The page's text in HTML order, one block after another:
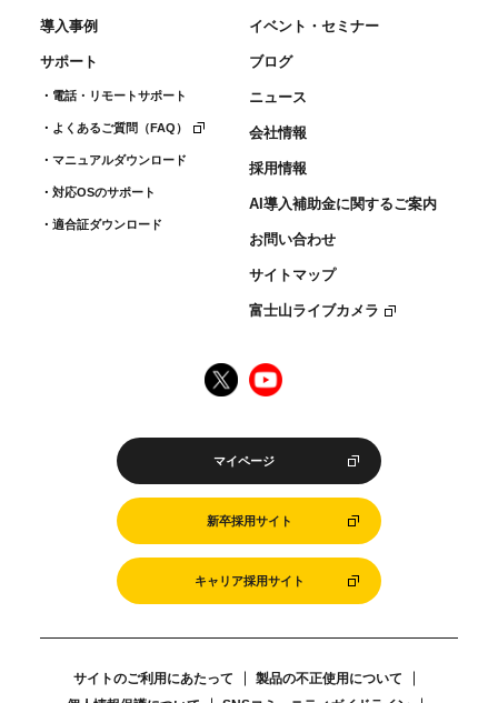
導入事例
サポート
電話・リモートサポート
よくあるご質問（FAQ）
マニュアルダウンロード
対応OSのサポート
適合証ダウンロード
イベント・セミナー
ブログ
ニュース
会社情報
採用情報
AI導入補助金に関するご案内
お問い合わせ
サイトマップ
富士山ライブカメラ
マイページ
新卒採用サイト
キャリア採用サイト
サイトのご利用にあたって
製品の不正使用について